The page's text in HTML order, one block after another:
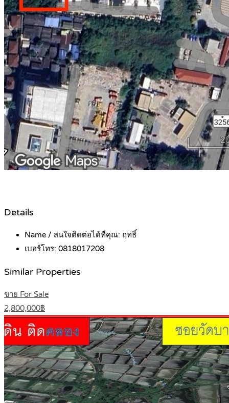
Details
Name / สนใจติดต่อได้ที่คุณ: ฤทธิ์
เบอร์โทร: 0818017208
Similar Properties
ขาย For Sale
2,800,000฿